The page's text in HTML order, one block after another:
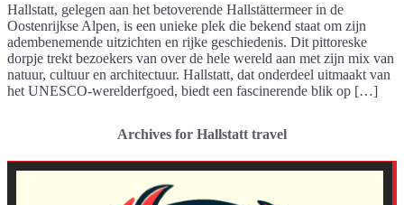
Hallstatt, gelegen aan het betoverende Hallstättermeer in de
Oostenrijkse Alpen, is een unieke plek die bekend staat om zijn
adembenemende uitzichten en rijke geschiedenis. Dit pittoreske
dorpje trekt bezoekers van over de hele wereld aan met zijn mix van
natuur, cultuur en architectuur. Hallstatt, dat onderdeel uitmaakt van
het UNESCO-werelderfgoed, biedt een fascinerende blik op […]
Archives for Hallstatt travel